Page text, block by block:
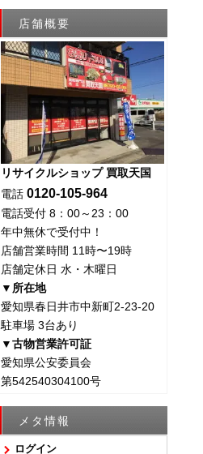
店舗概要
リサイクルショップ 買取天国
電話 0120-105-964
電話受付 8：00～23：00
年中無休で受付中！
店舗営業時間 11時〜19時
店舗定休日 水・木曜日
▼所在地
愛知県春日井市中新町2-23-20
駐車場 3台あり
▼古物営業許可証
愛知県公安委員会
第542540304100号
メタ情報
ログイン